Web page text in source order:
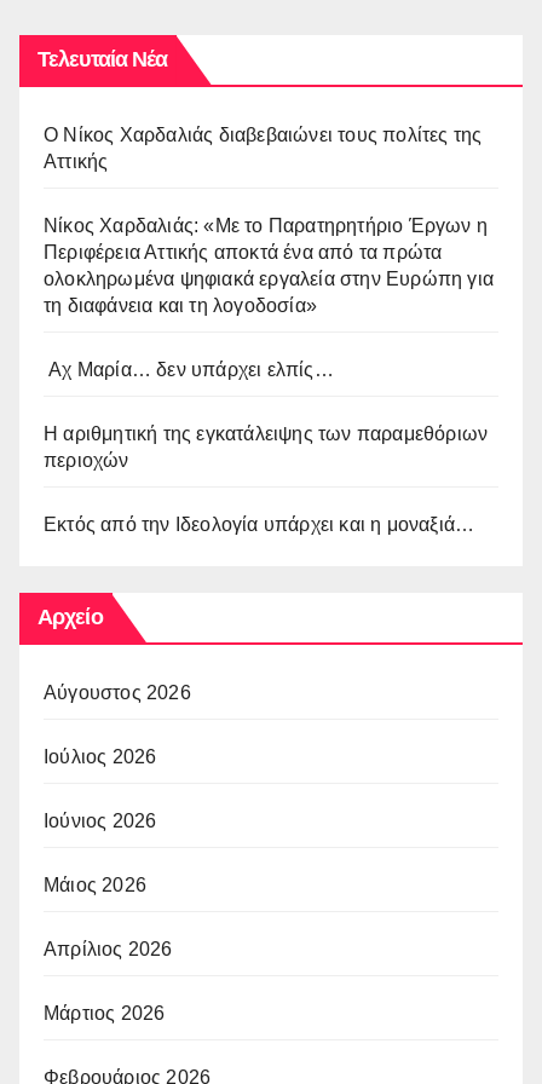
Τελευταία Νέα
O Νίκος Χαρδαλιάς διαβεβαιώνει τους πολίτες της
Αττικής
Νίκος Χαρδαλιάς: «Με το Παρατηρητήριο Έργων η
Περιφέρεια Αττικής αποκτά ένα από τα πρώτα
ολοκληρωμένα ψηφιακά εργαλεία στην Ευρώπη για
τη διαφάνεια και τη λογοδοσία»
Αχ Μαρία… δεν υπάρχει ελπίς…
Η αριθμητική της εγκατάλειψης των παραμεθόριων
περιοχών
Εκτός από την Ιδεολογία υπάρχει και η μοναξιά…
Αρχείο
Αύγουστος 2026
Ιούλιος 2026
Ιούνιος 2026
Μάιος 2026
Απρίλιος 2026
Μάρτιος 2026
Φεβρουάριος 2026